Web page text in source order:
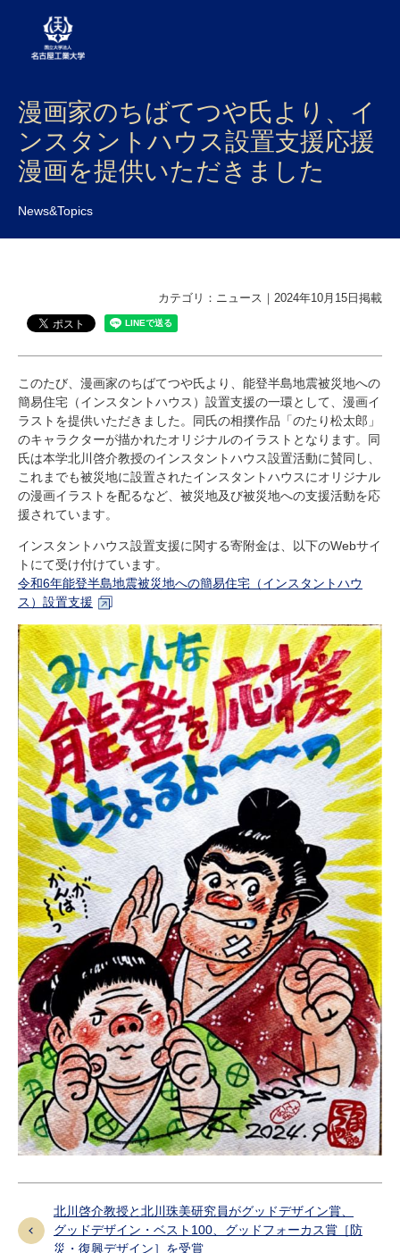
大学案内
学部・大学院・センター
入試
研究・教員Navi
受験生 在学生
卒業生
企業・研究者
地域・一般
アクセス
キャンパスマップ お問い合わせ English 資料請求
漫画家のちばてつや氏より、イ
ンスタントハウス設置支援応援
漫画を提供いただきました
News&Topics
カテゴリ：ニュース｜2024年10月15日掲載
このたび、漫画家のちばてつや氏より、能登半島地震被災地への
簡易住宅（インスタントハウス）設置支援の一環として、漫画イ
ラストを提供いただきました。同氏の相撲作品「のたり松太郎」
のキャラクターが描かれたオリジナルのイラストとなります。同
氏は本学北川啓介教授のインスタントハウス設置活動に賛同し、
これまでも被災地に設置されたインスタントハウスにオリジナル
の漫画イラストを配るなど、被災地及び被災地への支援活動を応
援されています。
インスタントハウス設置支援に関する寄附金は、以下のWebサイ
トにて受け付けています。
令和6年能登半島地震被災地への簡易住宅（インスタントハウ
ス）設置支援
北川啓介教授と北川珠美研究員がグッドデザイン賞、
グッドデザイン・ベスト100、グッドフォーカス賞［防
災・復興デザイン］を受賞